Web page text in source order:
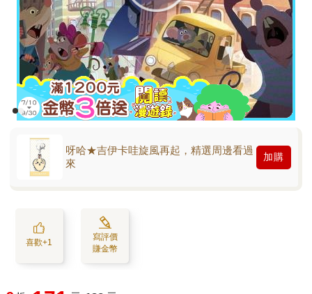
呀哈★吉伊卡哇旋風再起，精選周邊看過
來
加購
喜歡+1
寫評價
賺金幣